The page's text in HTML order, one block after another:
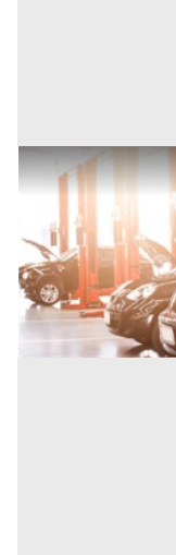
Stalle, Scuderie,
Padova
Padova (Padova)
Offerta minima
16.500 €
Codice asta:
Asta chiusa